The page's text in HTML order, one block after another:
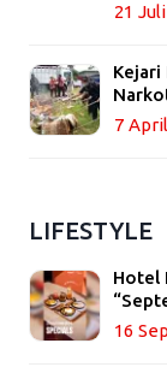
21
Kejari
7
LIFESTYLE
Hotel
16